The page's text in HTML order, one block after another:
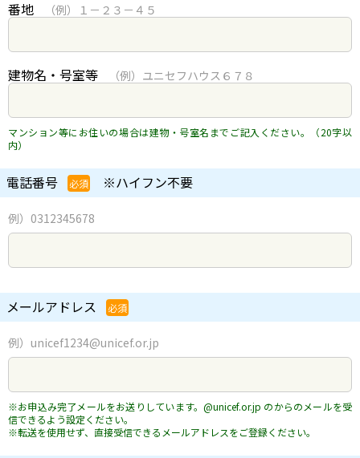
番地 （例）１－２３－４５
建物名・号室等 （例）ユニセフハウス６７８
マンション等にお住いの場合は建物・号室名までご記入ください。（20字以
内）
電話番号 必須 ※ハイフン不要
例）0312345678
メールアドレス 必須
例）unicef1234@unicef.or.jp
※お申込み完了メールをお送りしています。@unicef.or.jp のからのメールを受
信できるよう設定ください。
※転送を使用せず、直接受信できるメールアドレスをご登録ください。